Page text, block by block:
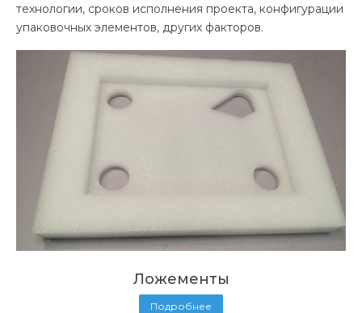
технологии, сроков исполнения проекта, конфигурации
упаковочных элементов, других факторов.
Ложементы
Подробнее